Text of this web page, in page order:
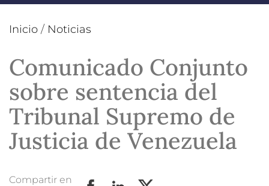
Inicio / Noticias
Comunicado Conjunto
sobre sentencia del
Tribunal Supremo de
Justicia de Venezuela
Compartir en